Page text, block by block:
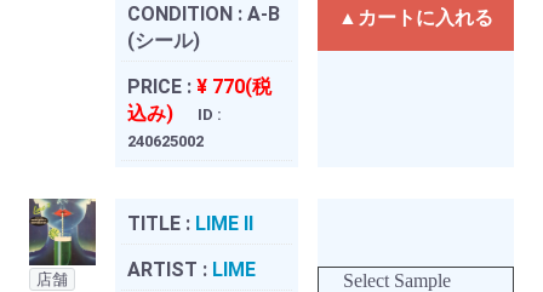
CONDITION : A-B
(シール)
PRICE : ¥ 770(税
込み)
ID :
240625002
▲カートに入れる
店舗
TITLE : LIME II
ARTIST : LIME
Select Sample